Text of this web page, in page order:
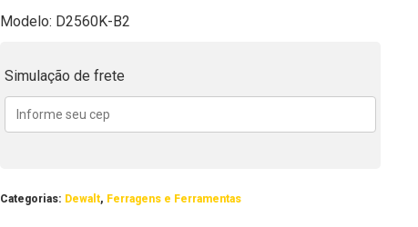
Modelo: D2560K-B2
Simulação de frete
Categorias: Dewalt, Ferragens e Ferramentas